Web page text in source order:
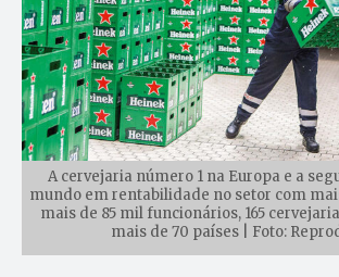
A cervejaria número 1 na Europa e a
mundo em rentabilidade no setor com
mais de 85 mil funcionários, 165
mais de 70 países | Foto: